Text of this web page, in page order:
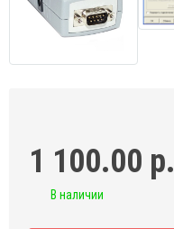
1 100.00 р.
В наличии